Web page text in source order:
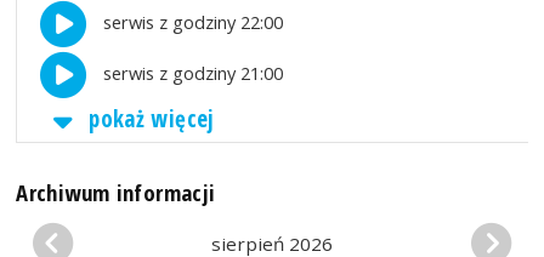
serwis z godziny 22:00
serwis z godziny 21:00
pokaż więcej
Archiwum informacji
sierpień 2026